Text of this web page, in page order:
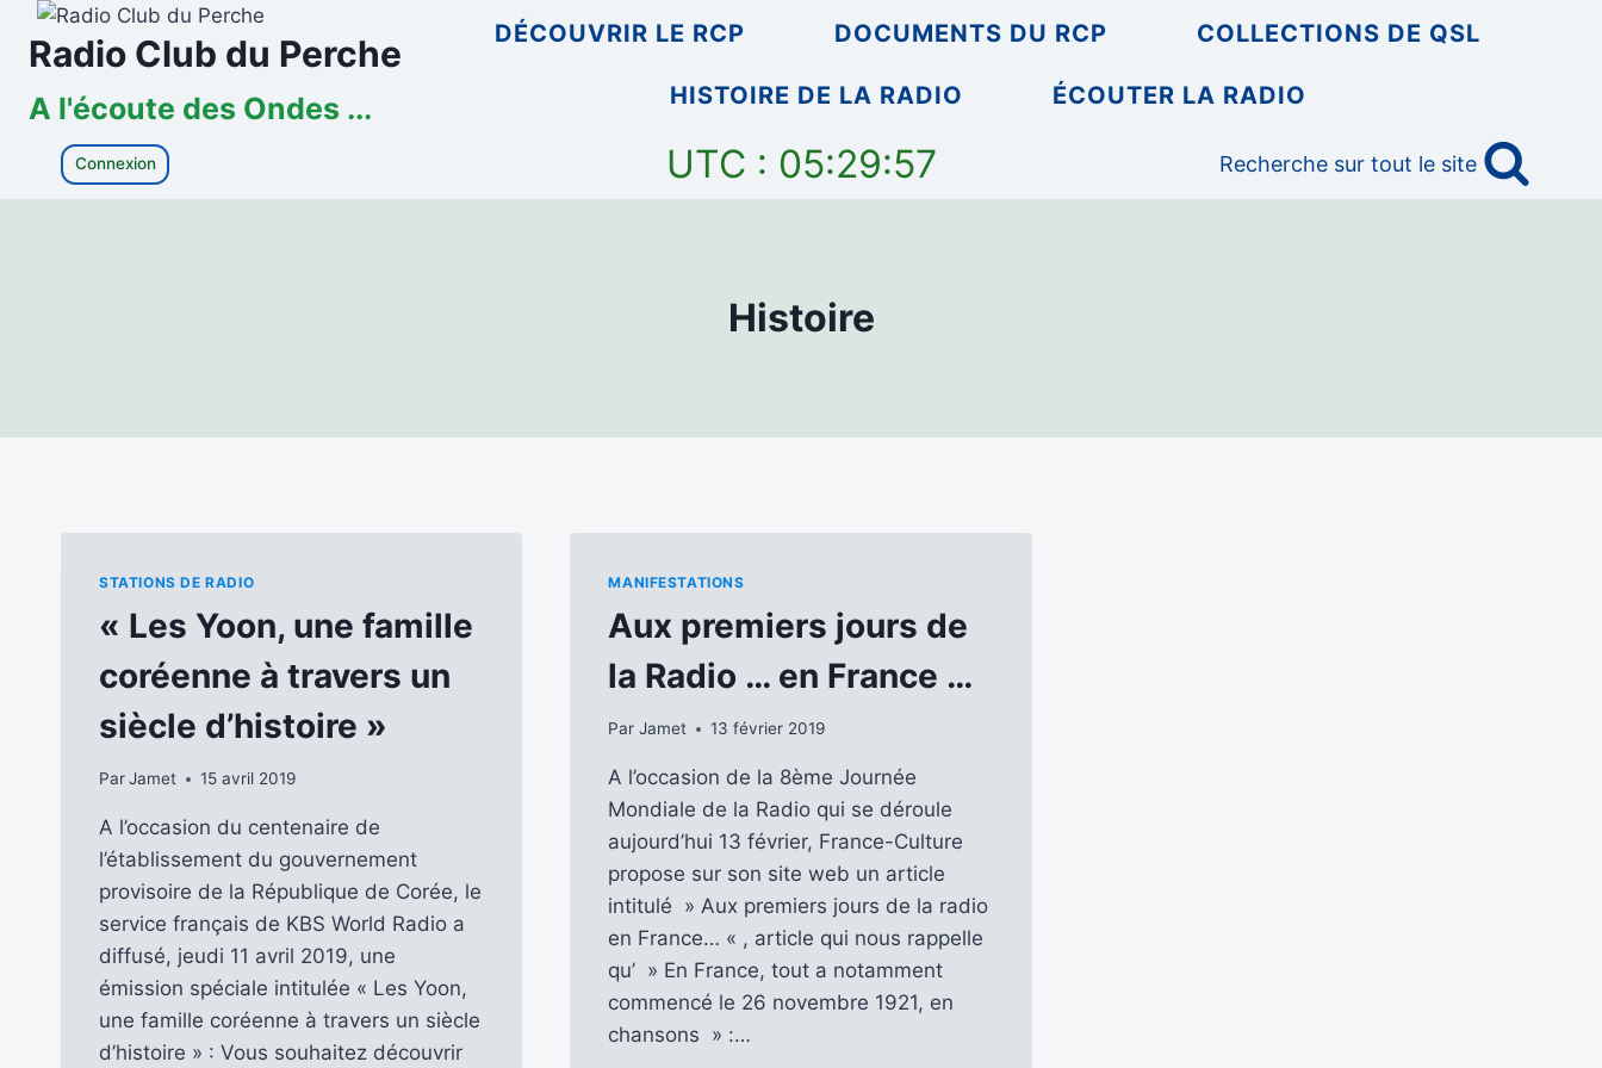
Aller
Radio Club du Perche
A l'écoute des Ondes ...
DÉCOUVRIR LE RCP DOCUMENTS DU RCP COLLECTIONS DE QSL
HISTOIRE DE LA RADIO ÉCOUTER LA RADIO
Connexion UTC : 05:29:57 Recherche sur tout le site
Histoire
STATIONS DE RADIO
« Les Yoon, une famille
coréenne à travers un
siècle d’histoire »
ParJamet 15 avril 2019
A l’occasion du centenaire de
l’établissement du gouvernement
provisoire de la République de Corée, le
service français de KBS World Radio a
diffusé, jeudi 11 avril 2019, une
émission spéciale intitulée « Les Yoon,
une famille coréenne à travers un siècle
d’histoire » : Vous souhaitez découvrir
MANIFESTATIONS
Aux premiers jours de
la Radio … en France …
Par Jamet 13 février 2019
A l’occasion de la 8ème Journée
Mondiale de la Radio qui se déroule
aujourd’hui 13 février, France-Culture
propose sur son site web un article
intitulé » Aux premiers jours de la radio
en France… « , article qui nous rappelle
qu’ » En France, tout a notamment
commencé le 26 novembre 1921, en
chansons » :…